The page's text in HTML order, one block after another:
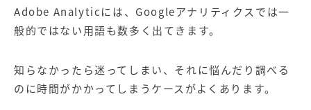
Adobe Analyticには、Googleアナリティクスでは一
般的ではない用語も数多く出てきます。
知らなかったら迷ってしまい、それに悩んだり調べる
のに時間がかかってしまうケースがよくあります。